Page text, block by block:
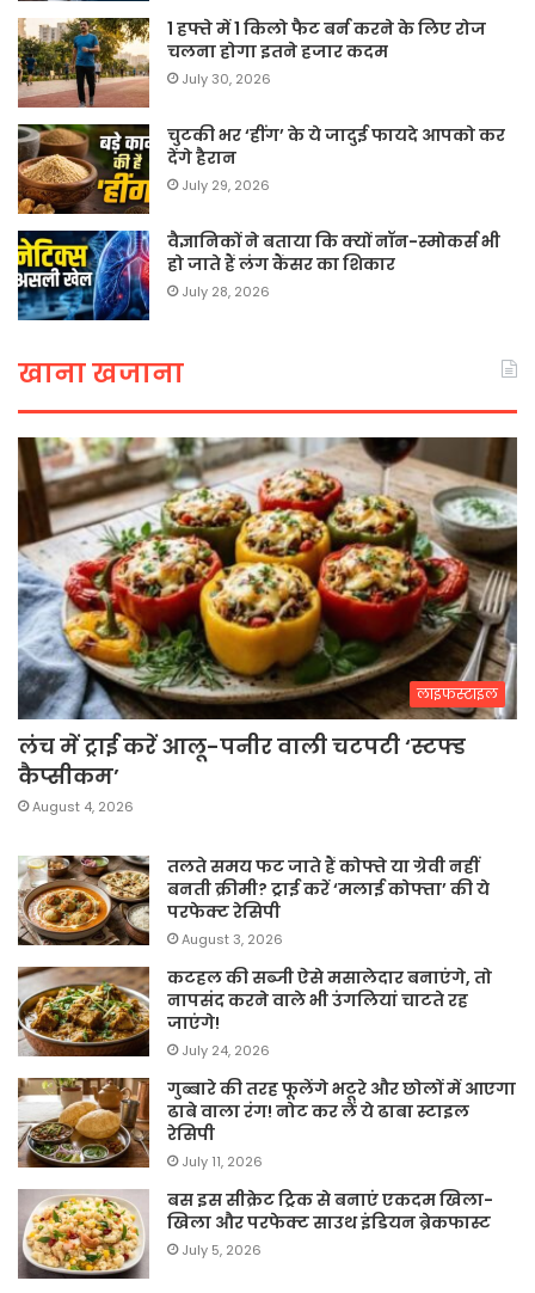
1 हफ्ते में 1 किलो फैट बर्न करने के लिए रोज
चलना होगा इतने हजार कदम
July 30, 2026
चुटकी भर ‘हींग’ के ये जादुई फायदे आपको कर
देंगे हैरान
July 29, 2026
वैज्ञानिकों ने बताया कि क्यों नॉन-स्मोकर्स भी
हो जाते हैं लंग कैंसर का शिकार
July 28, 2026
खाना खजाना
लाइफस्टाइल
लंच में ट्राई करें आलू-पनीर वाली चटपटी ‘स्टफ्ड
कैप्सीकम’
August 4, 2026
तलते समय फट जाते हैं कोफ्ते या ग्रेवी नहीं
बनती क्रीमी? ट्राई करें ‘मलाई कोफ्ता’ की ये
परफेक्ट रेसिपी
August 3, 2026
कटहल की सब्जी ऐसे मसालेदार बनाएंगे, तो
नापसंद करने वाले भी उंगलियां चाटते रह
जाएंगे!
July 24, 2026
गुब्बारे की तरह फूलेंगे भटूरे और छोलों में आएगा
ढाबे वाला रंग! नोट कर लें ये ढाबा स्टाइल
रेसिपी
July 11, 2026
बस इस सीक्रेट ट्रिक से बनाएं एकदम खिला-
खिला और परफेक्ट साउथ इंडियन ब्रेकफास्ट
July 5, 2026